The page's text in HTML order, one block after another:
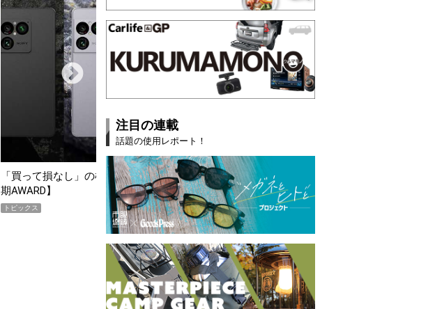
薄着になる季節の夏こそ“映える”タフな腕時計を。G-
SHOCK「GRAVITYMASTER」は本当に機能も見た…
PR
らイチオシアイテムをピック
トピックス
注目の連載
話題の使用レポート！